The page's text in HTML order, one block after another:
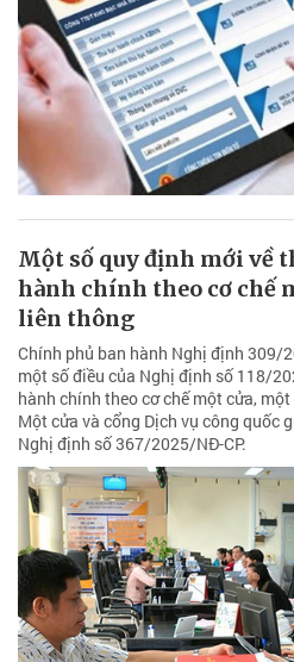
Một số quy định mới về
hành chính theo cơ chế
liên thông
Chính phủ ban hành Nghị định 309/
một số điều của Nghị định số 118/
hành chính theo cơ chế một cửa,
Một cửa và cổng Dịch vụ công quốc
Nghị định số 367/2025/NĐ-CP.